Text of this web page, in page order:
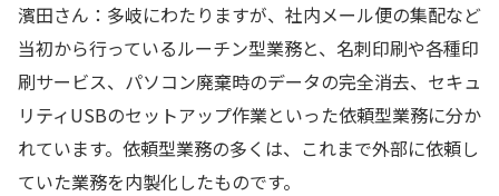
濱田さん：多岐にわたりますが、社内メール便の集配など
当初から行っているルーチン型業務と、名刺印刷や各種印
刷サービス、パソコン廃棄時のデータの完全消去、セキュ
リティUSBのセットアップ作業といった依頼型業務に分か
れています。依頼型業務の多くは、これまで外部に依頼し
ていた業務を内製化したものです。